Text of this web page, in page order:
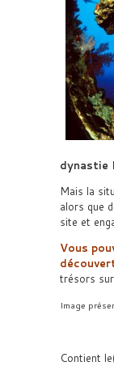
dynastie
Mais la
alors que
site et
Vous
trésors sur
Image
Contient